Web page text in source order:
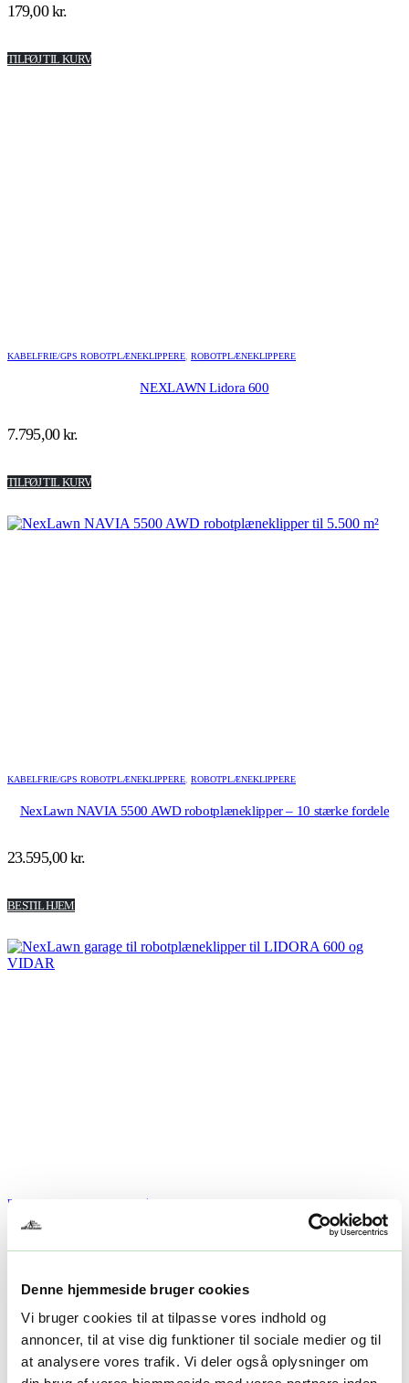
Denne hjemmeside bruger cookies
Vi bruger cookies til at tilpasse vores indhold og
annoncer, til at vise dig funktioner til sociale medier og til
at analysere vores trafik. Vi deler også oplysninger om
179,00kr.
TILFØJ TIL KURV
KABELFRIE/GPS ROBOTPLÆNEKLIPPERE ROBOTPLÆNEKLIPPERE
NEXLAWN Lidora 600
7.795,00kr.
TILFØJ TIL KURV
KABELFRIE/GPS ROBOTPLÆNEKLIPPERE ROBOTPLÆNEKLIPPERE
NexLawn NAVIA 5500 AWD robotplæneklipper – 10 stærke fordele
23.595,00kr.
BESTIL HJEM
ROBOTPLÆNEKLIPPER TILBEHØR
NexLawn garage til robotplæneklipper – passer til 3 modeller
1.595,00 kr.
TILFØJ TIL KURV